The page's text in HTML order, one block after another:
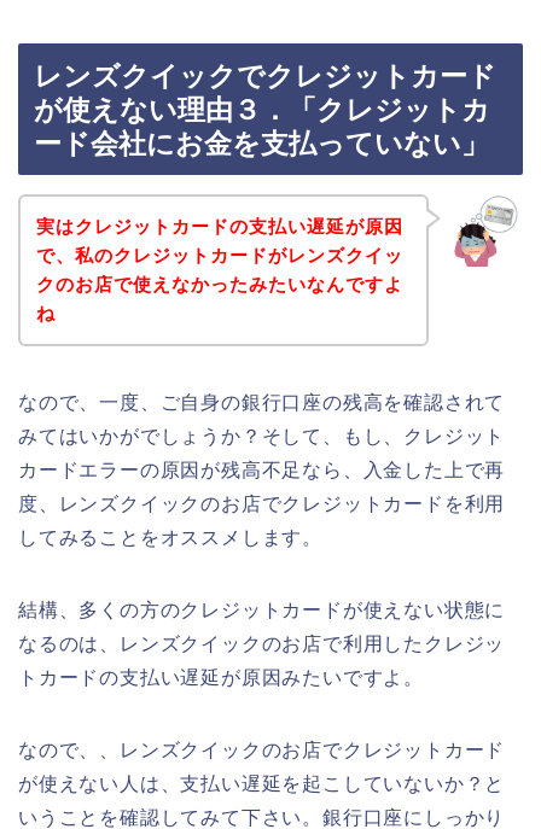
レンズクイックでクレジットカード
が使えない理由３．「クレジットカ
ード会社にお金を支払っていない」
実はクレジットカードの支払い遅延が原因
で、私のクレジットカードがレンズクイッ
クのお店で使えなかったみたいなんですよ
ね
なので、一度、ご自身の銀行口座の残高を確認されて
みてはいかがでしょうか？そして、もし、クレジット
カードエラーの原因が残高不足なら、入金した上で再
度、レンズクイックのお店でクレジットカードを利用
してみることをオススメします。
結構、多くの方のクレジットカードが使えない状態に
なるのは、レンズクイックのお店で利用したクレジッ
トカードの支払い遅延が原因みたいですよ。
なので、、レンズクイックのお店でクレジットカード
が使えない人は、支払い遅延を起こしていないか？と
いうことを確認してみて下さい。銀行口座にしっかり